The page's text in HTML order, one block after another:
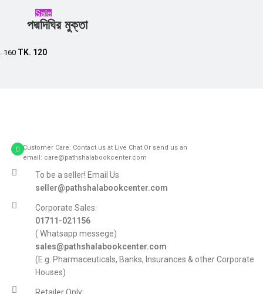
Sale
পদ্মদিঘির মুক্তা
160 TK. 120
Customer Care: Contact us at Live Chat Or send us an
email: care@pathshalabookcenter.com
To be a seller! Email Us
seller@pathshalabookcenter.com
Corporate Sales:
01711-021156
( Whatsapp messege)
sales@pathshalabookcenter.com
(E.g. Pharmaceuticals, Banks, Insurances & other Corporate
Houses)